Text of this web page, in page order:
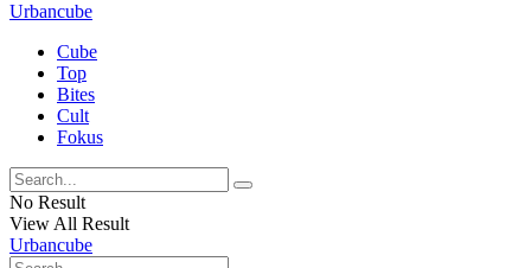
Urbancube
Cube
Top
Bites
Cult
Fokus
No Result
View All Result
Urbancube